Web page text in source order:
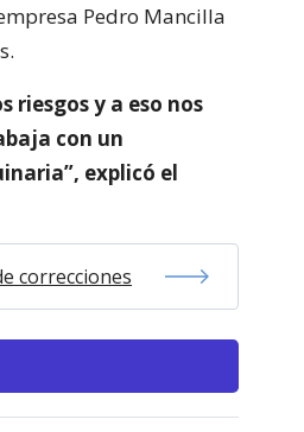
Pedro Mancilla
riesgos y a eso nos
con un
explicó el
correcciones